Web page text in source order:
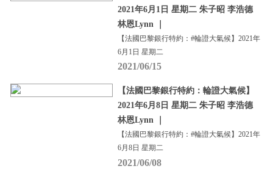
2021年6月1日 星期二 朱子昭 李浩德
林恩Lynn ｜
【法國巴黎銀行特約：#輪證大氣候】2021年
6月1日 星期二
2021/06/15
【法國巴黎銀行特約：輪證大氣候】
2021年6月8日 星期二 朱子昭 李浩德
林恩Lynn ｜
【法國巴黎銀行特約：#輪證大氣候】2021年
6月8日 星期二
2021/06/08